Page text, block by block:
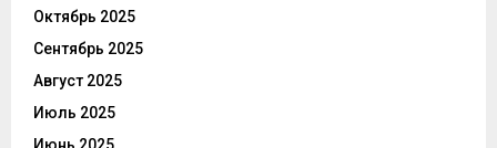
Октябрь 2025
Сентябрь 2025
Август 2025
Июль 2025